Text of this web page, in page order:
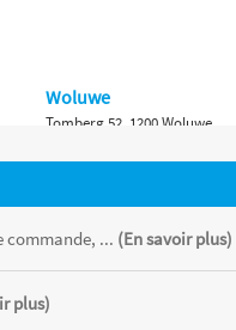
commande, ... (En savoir plus)
plus)
Woluwe
Tomberg 52, 1200 Woluwe
Namur